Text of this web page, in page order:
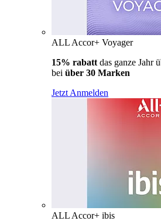
ALL Accor+ Voyager
15% rabatt das ganze Jahr
bei über 30 Marken
Jetzt Anmelden
ALL Accor+ ibis